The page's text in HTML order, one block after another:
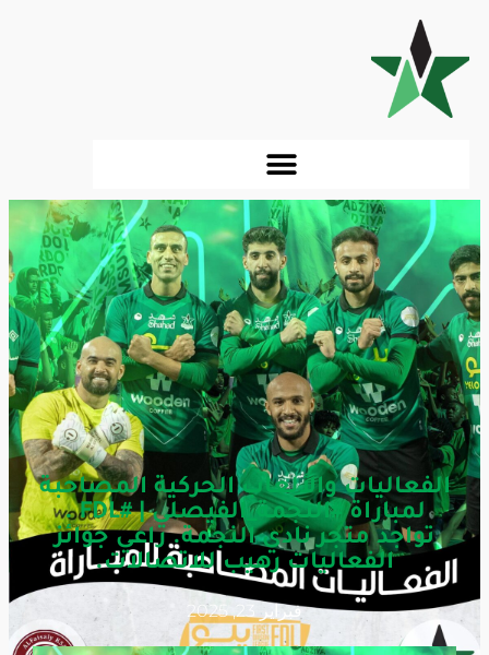
الفعاليات والألعاب الحركية المصاحبة
لمباراة #النجمة_الفيصلي | #FDL .
تواجد متجر نادي النجمة. راعي جوائز
الفعاليات رهيب للاتصالات.
فبراير 23, 2025